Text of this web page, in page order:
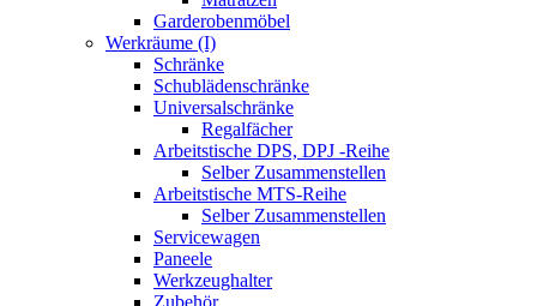
Garderobenmöbel
Werkräume (I)
Schränke
Schublädenschränke
Universalschränke
Regalfächer
Arbeitstische DPS, DPJ -Reihe
Selber Zusammenstellen
Arbeitstische MTS-Reihe
Selber Zusammenstellen
Servicewagen
Paneele
Werkzeughalter
Zubehör